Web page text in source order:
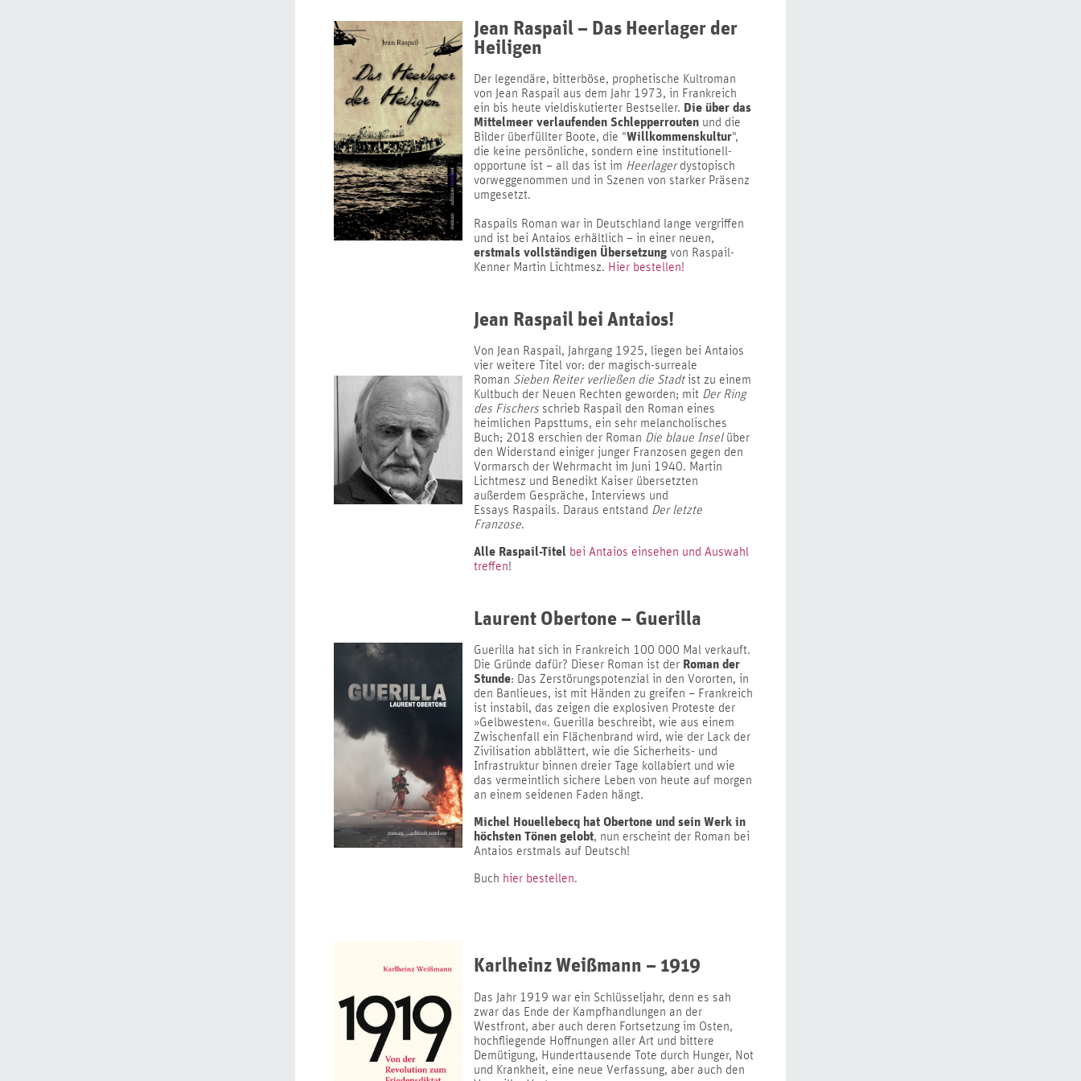
Jean Raspail – Das Heerlager der
Heiligen
Der legendäre, bitterböse, prophetische Kultroman
von Jean Raspail aus dem Jahr 1973, in Frankreich
ein bis heute vieldiskutierter Bestseller. Die über das
Mittelmeer verlaufenden Schlepperrouten und die
Bilder überfüllter Boote, die "Willkommenskultur",
die keine persönliche, sondern eine institutionell-
opportune ist – all das ist im Heerlagerdystopisch
vorweggenommen und in Szenen von starker Präsenz
umgesetzt.
Raspails Roman war in Deutschland lange vergriffen
und ist bei Antaios erhältlich – in einer neuen,
erstmals vollständigen Übersetzung von Raspail-
Kenner Martin Lichtmesz. Hier bestellen!
Jean Raspail bei Antaios!
Von Jean Raspail, Jahrgang 1925, liegen bei Antaios
vier weitere Titel vor: der magisch-surreale
Roman Sieben Reiter verließen die Stadtist zu einem
Kultbuch der Neuen Rechten geworden; mit Der Ring
des Fischers schrieb Raspail den Roman eines
heimlichen Papsttums, ein sehr melancholisches
Buch; 2018 erschien der Roman Die blaue Inselüber
den Widerstand einiger junger Franzosen gegen den
Vormarsch der Wehrmacht im Juni 1940. Martin
Lichtmesz und Benedikt Kaiser übersetzten
außerdem Gespräche, Interviews und
Essays Raspails. Daraus entstand Der letzte
Franzose.
Alle Raspail-Titel bei Antaios einsehen und Auswahl
treffen!
Laurent Obertone – Guerilla
Guerilla hat sich in Frankreich 100 000 Mal verkauft.
Die Gründe dafür? Dieser Roman ist der Roman der
Stunde: Das Zerstörungspotenzial in den Vororten, in
den Banlieues, ist mit Händen zu greifen – Frankreich
ist instabil, das zeigen die explosiven Proteste der
»Gelbwesten«. Guerilla beschreibt, wie aus einem
Zwischenfall ein Flächenbrand wird, wie der Lack der
Zivilisation abblättert, wie die Sicherheits- und
Infrastruktur binnen dreier Tage kollabiert und wie
das vermeintlich sichere Leben von heute auf morgen
an einem seidenen Faden hängt.
Michel Houellebecq hat Obertone und sein Werk in
höchsten Tönen gelobt, nun erscheint der Roman bei
Antaios erstmals auf Deutsch!
Buch hier bestellen.
Karlheinz Weißmann – 1919
Das Jahr 1919 war ein Schlüsseljahr, denn es sah
zwar das Ende der Kampfhandlungen an der
Westfront, aber auch deren Fortsetzung im Osten,
hochfliegende Hoffnungen aller Art und bittere
Demütigung, Hunderttausende Tote durch Hunger, Not
und Krankheit, eine neue Verfassung, aber auch den